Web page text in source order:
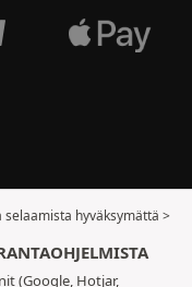
selaamista hyväksymättä >
(Google, Hotjar,